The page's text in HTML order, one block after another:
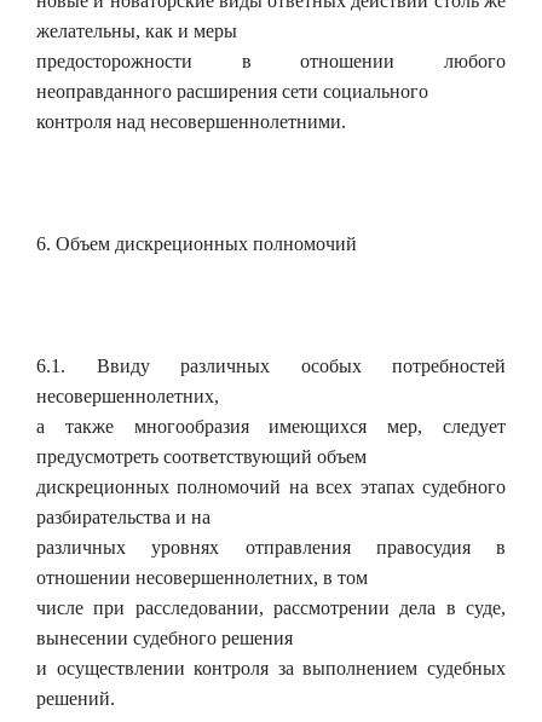
желательны, как и меры
предосторожности в отношении любого
неоправданного расширения сети социального
контроля над несовершеннолетними.
6. Объем дискреционных полномочий
6.1. Ввиду различных особых потребностей
несовершеннолетних,
а также многообразия имеющихся мер, следует
предусмотреть соответствующий объем
дискреционных полномочий на всех этапах судебного
разбирательства и на
различных уровнях отправления правосудия в
отношении несовершеннолетних, в том
числе при расследовании, рассмотрении дела в суде,
вынесении судебного решения
и осуществлении контроля за выполнением судебных
решений.